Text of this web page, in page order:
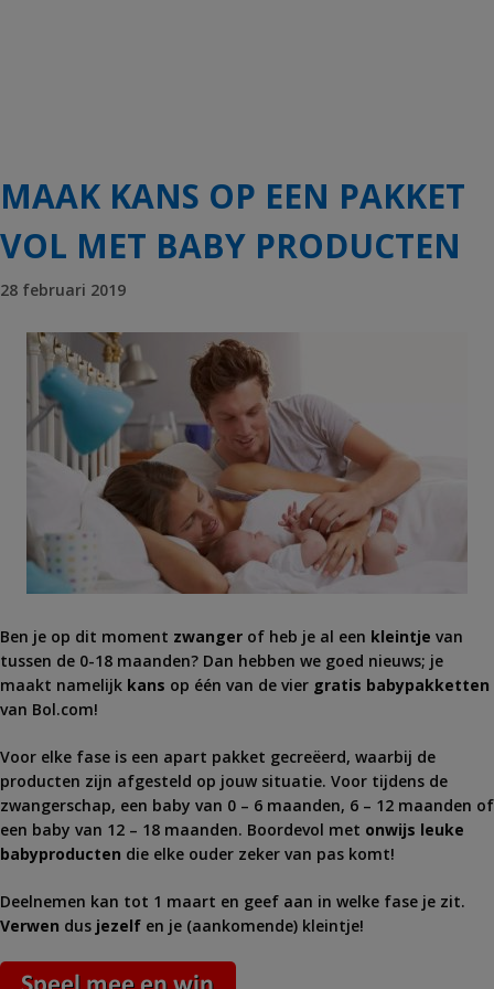
MAAK KANS OP EEN PAKKET
VOL MET BABY PRODUCTEN
28 februari 2019
Ben je op dit moment zwanger of heb je al een kleintje van
tussen de 0-18 maanden? Dan hebben we goed nieuws; je
maakt namelijk kans op één van de vier gratis babypakketten
van Bol.com!
Voor elke fase is een apart pakket gecreëerd, waarbij de
producten zijn afgesteld op jouw situatie. Voor tijdens de
zwangerschap, een baby van 0 – 6 maanden, 6 – 12 maanden of
een baby van 12 – 18 maanden. Boordevol met onwijs leuke
babyproducten die elke ouder zeker van pas komt!
Deelnemen kan tot 1 maart en geef aan in welke fase je zit.
Verwen dus jezelf en je (aankomende) kleintje!